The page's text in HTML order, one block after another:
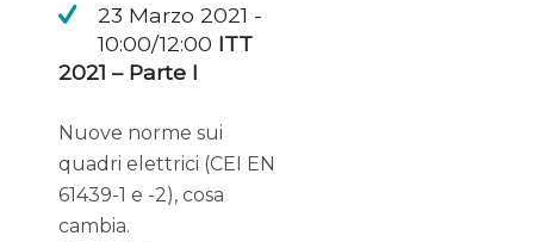
23 Marzo 2021 -
10:00/12:00 ITT
2021 – Parte I
Nuove norme sui
quadri elettrici (CEI EN
61439-1 e -2), cosa
cambia.